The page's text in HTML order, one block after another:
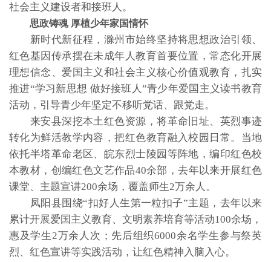
社会主义建设者和接班人。
思政铸魂 厚植少年家国情怀
新时代新征程，滁州市始终坚持将思想政治引领、
红色基因传承摆在未成年人教育首要位置，常态化开展
理想信念、爱国主义和社会主义核心价值观教育，扎实
推进“学习新思想 做好接班人”青少年爱国主义读书教育
活动，引导青少年坚定不移听党话、跟党走。
来安县深挖本土红色资源，将革命旧址、英烈事迹
转化为鲜活教学内容，把红色教育融入校园日常。当地
依托半塔革命老区、皖东烈士陵园等阵地，编印红色校
本教材，创编红色文艺作品40余部，去年以来开展红色
课堂、主题宣讲200余场，覆盖师生2万余人。
凤阳县围绕“扣好人生第一粒扣子”主题，去年以来
累计开展爱国主义教育、文明素养培育等活动100余场，
惠及学生2万余人次；先后组织6000余名学生参与祭英
烈、红色宣讲等实践活动，让红色精神入脑入心。